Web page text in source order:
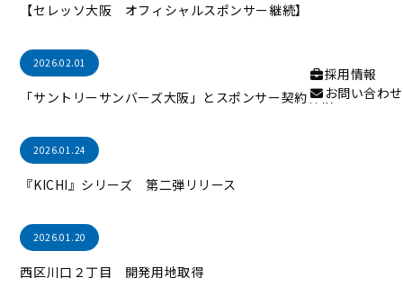
採用情報
お問い合わせ
【セレッソ大阪 オフィシャルスポンサー継続】
2026.02.01
「サントリーサンバーズ大阪」とスポンサー契約締結
2026.01.24
『KICHI』シリーズ 第二弾リリース
2026.01.20
西区川口２丁目 開発用地取得